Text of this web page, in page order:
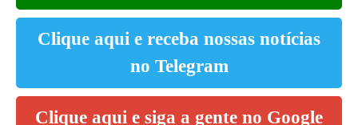
Clique aqui e receba nossas notícias
no Telegram
Clique aqui e siga a gente no Google